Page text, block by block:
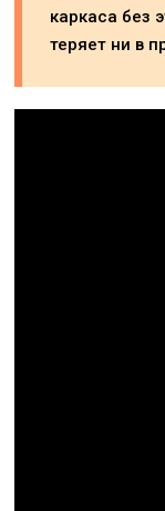
каркаса без
теряет ни в